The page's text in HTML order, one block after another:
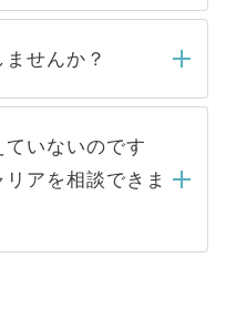
人気のある医療機
応募が殺到する場
件に合った人材の
するケースが増え
とは一切ありませ
ら内定をいただい
ません。内定先へ
パートナーが行い
さい。
せんか？
とはありませんの
サイトからの登録
様の個人情報は、
および転職活動の
ます。お預かりし
タはご本人の許可
いないのです
アを相談できま